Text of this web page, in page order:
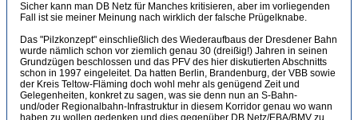
Sicher kann man DB Netz für Manches kritisieren, aber im vorliegenden
Fall ist sie meiner Meinung nach wirklich der falsche Prügelknabe.
Das "Pilzkonzept" einschließlich des Wiederaufbaus der Dresdener Bahn
wurde nämlich schon vor ziemlich genau 30 (dreißig!) Jahren in seinen
Grundzügen beschlossen und das PFV des hier diskutierten Abschnitts
schon in 1997 eingeleitet. Da hatten Berlin, Brandenburg, der VBB sowie
der Kreis Teltow-Fläming doch wohl mehr als genügend Zeit und
Gelegenheiten, konkret zu sagen, was sie denn nun an S-Bahn-
und/oder Regionalbahn-Infrastruktur in diesem Korridor genau wo wann
haben zu wollen gedenken und dies gegenüber DB Netz/EBA/BMV zu